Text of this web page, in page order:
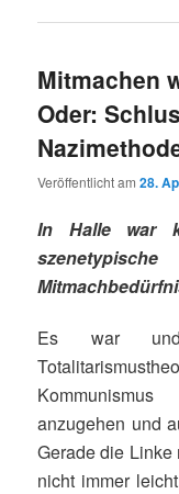
Mitmachen
Oder:
Veröffentlicht am28.
In Halle war
Es war
anzugehen und
Gerade die Linke
nicht immer